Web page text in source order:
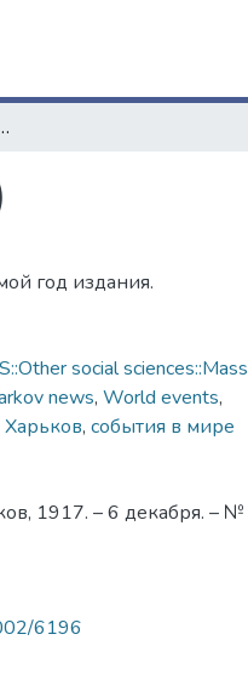
(№ 14348)
год издания.
social sciences::Mass
news, World events,
Харьков, события в мире
1917. – 6 декабря. – №
6196